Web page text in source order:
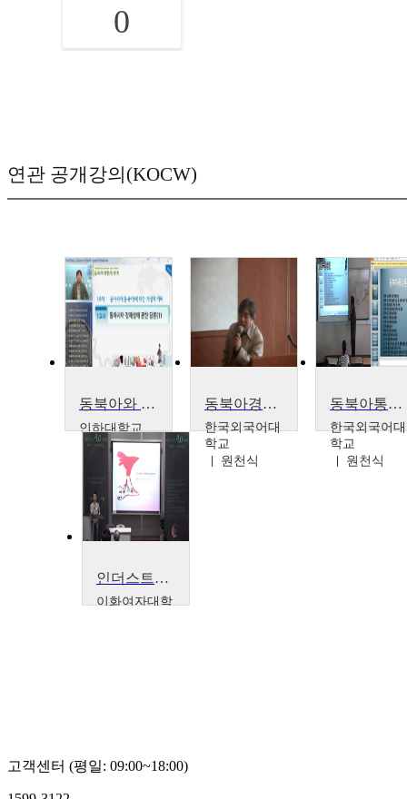
0
연관 공개강의(KOCW)
동북아와 한일관계
인하대학교
김웅희
동북아경제협력론
한국외국어대
학교
원천식
동북아통상론
한국외국어대
학교
원천식
인더스트리 4.0 시대의 디자인 크리에이티브 #1: 3DP 시대, 콘텐츠의 변화와 비지니스
이화여자대학
고객센터 (평일: 09:00~18:00)